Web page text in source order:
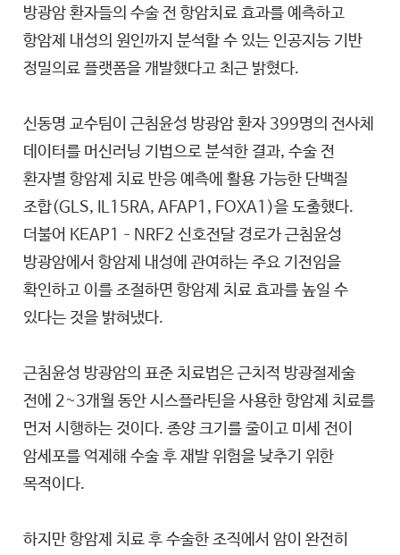
방광암 환자들의 수술 전 항암치료 효과를 예측하고
항암제 내성의 원인까지 분석할 수 있는 인공지능 기반
정밀의료 플랫폼을 개발했다고 최근 밝혔다.
신동명 교수팀이 근침윤성 방광암 환자 399명의 전사체
데이터를 머신러닝 기법으로 분석한 결과, 수술 전
환자별 항암제 치료 반응 예측에 활용 가능한 단백질
조합(GLS, IL15RA, AFAP1, FOXA1)을 도출했다.
더불어 KEAP1–NRF2 신호전달 경로가 근침윤성
방광암에서 항암제 내성에 관여하는 주요 기전임을
확인하고 이를 조절하면 항암제 치료 효과를 높일 수
있다는 것을 밝혀냈다.
근침윤성 방광암의 표준 치료법은 근치적 방광절제술
전에 2~3개월 동안 시스플라틴을 사용한 항암제 치료를
먼저 시행하는 것이다. 종양 크기를 줄이고 미세 전이
암세포를 억제해 수술 후 재발 위험을 낮추기 위한
목적이다.
하지만 항암제 치료 후 수술한 조직에서 암이 완전히